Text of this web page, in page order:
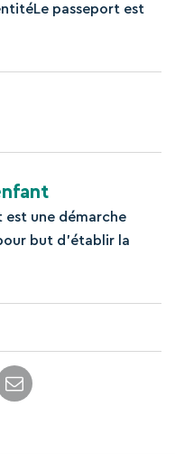
passeport est
est une démarche
but d’établir la